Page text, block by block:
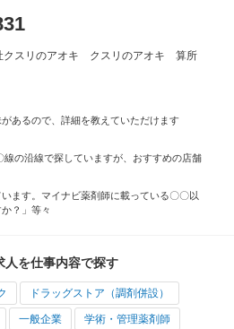
クスリのアオキ クスリのアオキ 算所
があるので、詳細を教えていただけます
線の沿線で探していますが、おすすめの店舗
ます。マイナビ薬剤師に載っている〇〇以
？」等々
人を仕事内容で探す
ドラッグストア（調剤併設）
一般企業 学術・管理薬剤師